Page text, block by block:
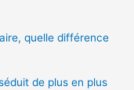
quelle différence
de plus en plus